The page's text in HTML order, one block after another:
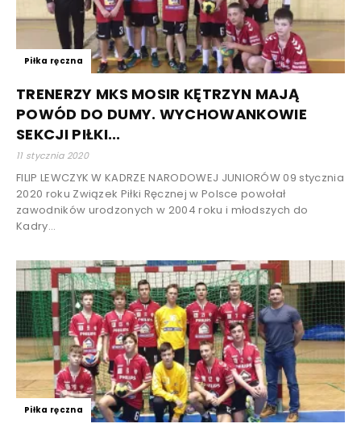
Piłka ręczna
TRENERZY MKS MOSIR KĘTRZYN MAJĄ
POWÓD DO DUMY. WYCHOWANKOWIE
SEKCJI PIŁKI...
11 stycznia 2020
FILIP LEWCZYK W KADRZE NARODOWEJ JUNIORÓW 09 stycznia
2020 roku Związek Piłki Ręcznej w Polsce powołał
zawodników urodzonych w 2004 roku i młodszych do
Kadry...
Piłka ręczna